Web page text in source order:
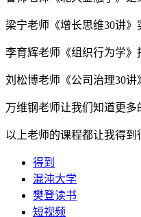
梁宁老师《增长思维30讲》
李育辉老师《组织行为学》
刘松博老师《公司治理30讲
万维钢老师让我们知道更多
以上老师的课程都让我得到
得到
混沌大学
樊登读书
短视频